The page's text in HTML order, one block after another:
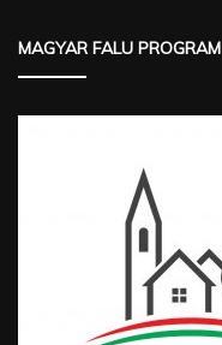
MAGYAR FALU PROGRAM